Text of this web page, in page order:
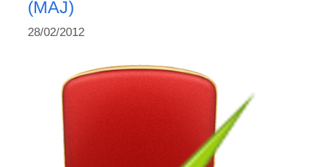
(MAJ)
28/02/2012